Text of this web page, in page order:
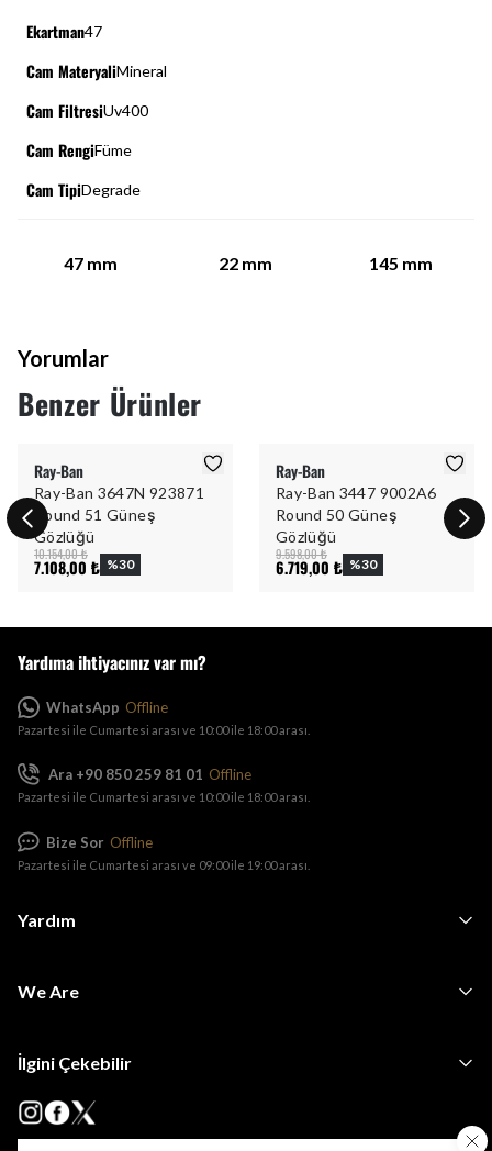
Ekartman47
Cam MateryaliMineral
Cam FiltresiUv400
Cam RengiFüme
Cam TipiDegrade
47 mm 22 mm 145 mm
Yorumlar
Benzer Ürünler
Ray-Ban
Ray-Ban 3647N 923871
Round 51 Güneş
Gözlüğü
10.154,00 ₺
7.108,00 ₺ %30
Ray-Ban
Ray-Ban 3447 9002A6
Round 50 Güneş
Gözlüğü
9.598,00 ₺
6.719,00 ₺ %30
Yardım
We Are
İlgini Çekebilir
Yardıma ihtiyacınız var mı?
WhatsApp Offline
Pazartesi ile Cumartesi arası ve 10:00 ile 18:00 arası.
Ara +90 850 259 81 01 Offline
Pazartesi ile Cumartesi arası ve 10:00 ile 18:00 arası.
Bize Sor Offline
Pazartesi ile Cumartesi arası ve 09:00 ile 19:00 arası.